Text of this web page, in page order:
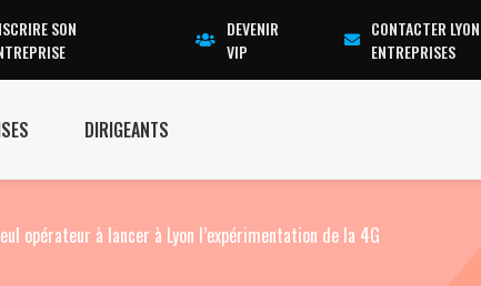
SON
DEVENIR
VIP
CONTACTER LYON
ENTREPRISES
DIRIGEANTS
opérateur à lancer à Lyon l’expérimentation de la 4G